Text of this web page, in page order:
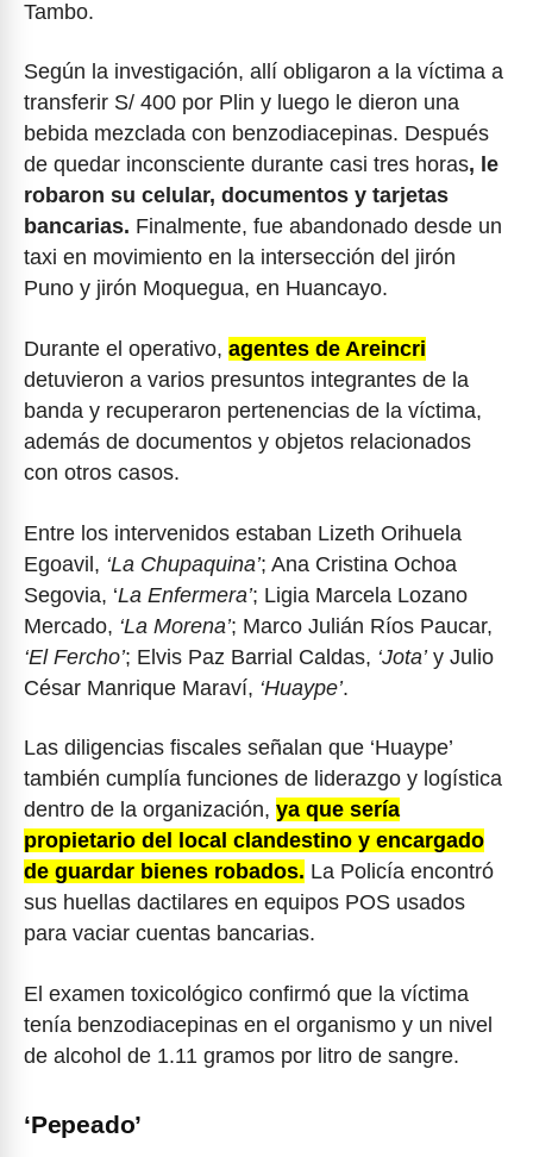
Tambo.
Según la investigación, allí obligaron a la víctima a
transferir S/ 400 por Plin y luego le dieron una
bebida mezclada con benzodiacepinas. Después
de quedar inconsciente durante casi tres horas, le
robaron su celular, documentos y tarjetas
bancarias. Finalmente, fue abandonado desde un
taxi en movimiento en la intersección del jirón
Puno y jirón Moquegua, en Huancayo.
Durante el operativo, agentes de Areincri
detuvieron a varios presuntos integrantes de la
banda y recuperaron pertenencias de la víctima,
además de documentos y objetos relacionados
con otros casos.
Entre los intervenidos estaban Lizeth Orihuela
Egoavil, ‘La Chupaquina’; Ana Cristina Ochoa
Segovia, ‘La Enfermera’; Ligia Marcela Lozano
Mercado, ‘La Morena’; Marco Julián Ríos Paucar,
‘El Fercho’; Elvis Paz Barrial Caldas, ‘Jota’y Julio
César Manrique Maraví, ‘Huaype’.
Las diligencias fiscales señalan que ‘Huaype’
también cumplía funciones de liderazgo y logística
dentro de la organización, ya que sería
propietario del local clandestino y encargado
de guardar bienes robados. La Policía encontró
sus huellas dactilares en equipos POS usados
para vaciar cuentas bancarias.
El examen toxicológico confirmó que la víctima
tenía benzodiacepinas en el organismo y un nivel
de alcohol de 1.11 gramos por litro de sangre.
‘Pepeado’